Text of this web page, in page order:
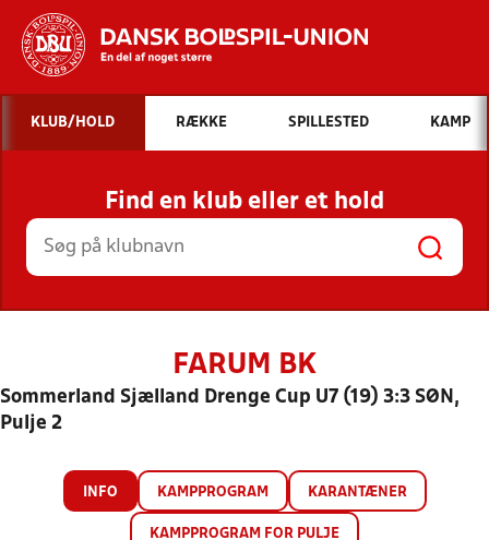
Hvad vil du søge efter?
INDHOLD OG NYHEDER
STILLINGER, RESULTATER, KLUBBER OG
HOLD
KLUB/HOLD RÆKKE SPILLESTED KAMP
Find en klub eller et hold
FARUM BK
Sommerland Sjælland Drenge Cup U7 (19) 3:3 SØN,
Pulje 2
INFO KAMPPROGRAM KARANTÆNER
KAMPPROGRAM FOR PULJE